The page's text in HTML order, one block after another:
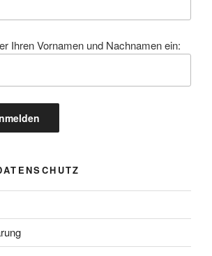
Ihren Vornamen und Nachnamen ein: